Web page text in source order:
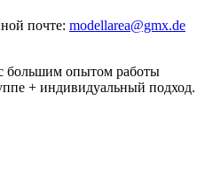
почте: modellarea@gmx.de
большим опытом работы
+ индивидуальный подход.